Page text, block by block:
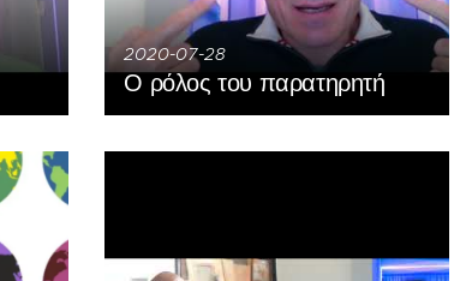
2020-07-28
Ο ρόλος του παρατηρητή